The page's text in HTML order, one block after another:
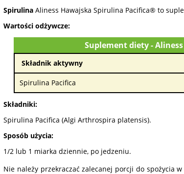
Spirulina Aliness Hawajska Spirulina Pacifica® to
Wartości odżywcze:
Suplement diety -
Składnik aktywny
Spirulina Pacifica
Składniki:
Spirulina Pacifica (Algi Arthrospira platensis).
Sposób użycia:
1/2 lub 1 miarka dziennie, po jedzeniu.
Nie należy przekraczać zalecanej porcji do spożycia